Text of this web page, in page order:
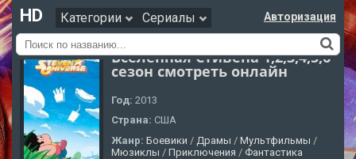
HD Категории Сериалы Авторизация
Вселенная Стивена 1,2,3,4,5,6
сезон смотреть онлайн
Год: 2013
Страна: США
Жанр: Боевики / Драмы / Мультфильмы /
Мюзиклы / Приключения / Фантастика